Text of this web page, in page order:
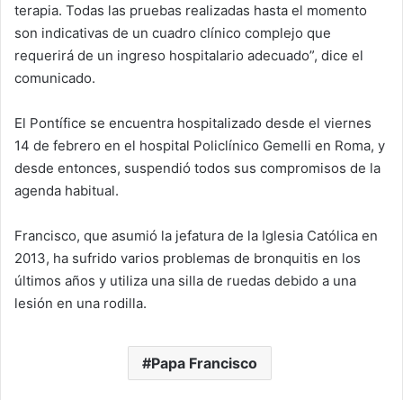
terapia. Todas las pruebas realizadas hasta el momento
son indicativas de un cuadro clínico complejo que
requerirá de un ingreso hospitalario adecuado”, dice el
comunicado.
El Pontífice se encuentra hospitalizado desde el viernes
14 de febrero en el hospital Policlínico Gemelli en Roma, y
desde entonces, suspendió todos sus compromisos de la
agenda habitual.
Francisco, que asumió la jefatura de la Iglesia Católica en
2013, ha sufrido varios problemas de bronquitis en los
últimos años y utiliza una silla de ruedas debido a una
lesión en una rodilla.
Papa Francisco